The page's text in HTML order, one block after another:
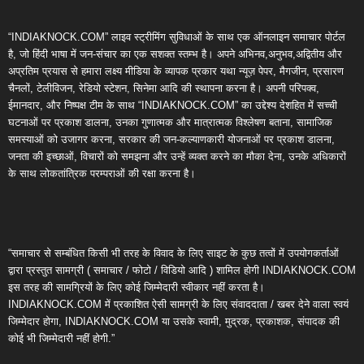
“INDIAKNOCK.COM” लाइव स्ट्रीमिंग सुविधाओं के साथ एक ऑनलाइन समाचार पोर्टल
है, जो हिंदी भाषा में जन-संचार का एक सशक्त स्तम्भ है। अपने अभिनव,अनुभव,अद्वितीय और
अप्रतिम प्रयास से हमारा लक्ष्य मीडिया के व्यापक प्रकार यथा न्यूज़ पेपर, मैगजीन, प्रसारण
चैनलों, टेलीविजन, रेडियो स्टेशन, सिनेमा आदि की स्थापना करना है। अपनी परिपक्व,
ईमानदार, और निष्पक्ष टीम के साथ “INDIAKNOCK.COM” का उद्देश्य देशहित में सच्ची
घटनाओं पर प्रकाश डालना, उनका गुणात्मक और मात्रात्मक विश्लेषण बताना, सामाजिक
समस्याओं को उजागर करना, सरकार की जन-कल्याणकारी योजनाओं पर प्रकाश डालना,
जनता की इच्छाओं, विचारों को समझना और उन्हें व्यक्त करने का मौका देना, उनके अधिकारों
के साथ लोकतांत्रिक परम्पराओं की रक्षा करना है।
“समाचार से सम्बंधित किसी भी तरह के विवाद के लिए साइट के कुछ तत्वों में उपयोगकर्ताओं
द्वारा प्रस्तुत सामग्री ( समाचार / फोटो / विडियो आदि ) शामिल होगी INDIAKNOCK.COM
इस तरह की सामग्रियों के लिए कोई जिम्मेदारी स्वीकार नहीं करता है।
INDIAKNOCK.COM में प्रकाशित ऐसी सामग्री के लिए संवाददाता / खबर देने वाला स्वयं
जिम्मेदार होगा, INDIAKNOCK.COM या उसके स्वामी, मुद्रक, प्रकाशक, संपादक की
कोई भी जिम्मेदारी नहीं होगी.”